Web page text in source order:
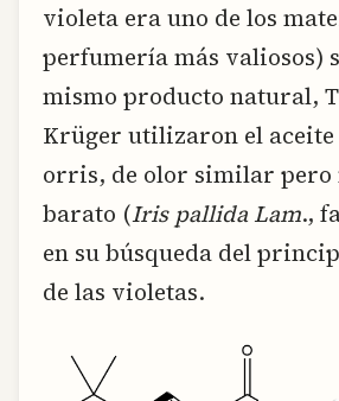
violeta era uno de los
perfumería más valiosos)
mismo producto natural,
Krüger utilizaron el aceite
orris, de olor similar pero
barato (Iris pallida Lam.,
en su búsqueda del
de las violetas.